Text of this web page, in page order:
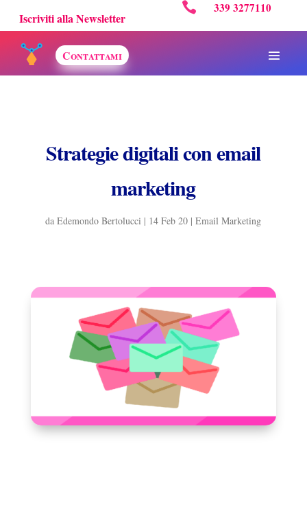
Contattami
Iscriviti alla Newsletter
 339 3277110
Strategie digitali con email
marketing
daEdemondo Bertolucci | 14 Feb 20 |Email Marketing